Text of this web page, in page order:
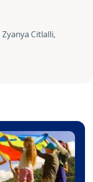
Zyanya Citlalli,